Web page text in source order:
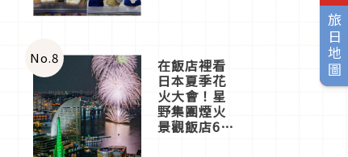
旅日地圖
店3分即達
No.8 在飯店裡看
日本夏季花
火大會！星
野集團煙火
景觀飯店6